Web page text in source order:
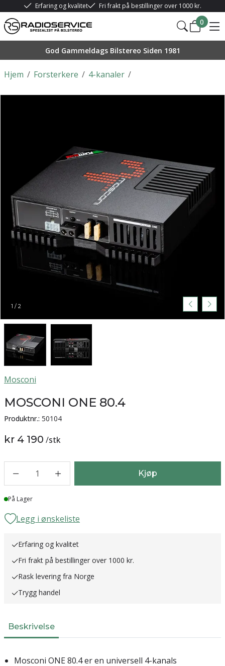
Erfaring og kvalitet Fri frakt på bestillinger over 1000 kr.
0
God Gammeldags Bilstereo Siden 1981
/
Hjem /
Forsterkere /
4-kanaler
1 / 2
Mosconi
MOSCONI ONE 80.4
Produktnr.: 50104
kr 4 190 /stk
1 Kjøp
Lager
På Lager
Legg i ønskeliste
Erfaring og kvalitet
Fri frakt på bestillinger over 1000 kr.
Rask levering fra Norge
Trygg handel
Beskrivelse
Mosconi ONE 80.4 er en universell 4-kanals